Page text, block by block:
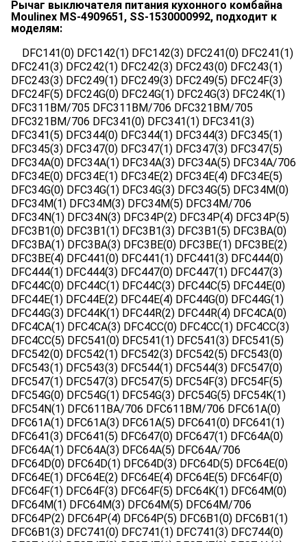
Рычаг выключателя питания кухонного комбайна
Moulinex MS-4909651, SS-1530000992, подходит к
моделям:
DFC141(0) DFC142(1) DFC142(3) DFC241(0) DFC241(1)
DFC241(3) DFC242(1) DFC242(3) DFC243(0) DFC243(1)
DFC243(3) DFC249(1) DFC249(3) DFC249(5) DFC24F(3)
DFC24F(5) DFC24G(0) DFC24G(1) DFC24G(3) DFC24K(1)
DFC311BM/705 DFC311BM/706 DFC321BM/705
DFC321BM/706 DFC341(0) DFC341(1) DFC341(3)
DFC341(5) DFC344(0) DFC344(1) DFC344(3) DFC345(1)
DFC345(3) DFC347(0) DFC347(1) DFC347(3) DFC347(5)
DFC34A(0) DFC34A(1) DFC34A(3) DFC34A(5) DFC34A/706
DFC34E(0) DFC34E(1) DFC34E(2) DFC34E(4) DFC34E(5)
DFC34G(0) DFC34G(1) DFC34G(3) DFC34G(5) DFC34M(0)
DFC34M(1) DFC34M(3) DFC34M(5) DFC34M/706
DFC34N(1) DFC34N(3) DFC34P(2) DFC34P(4) DFC34P(5)
DFC3B1(0) DFC3B1(1) DFC3B1(3) DFC3B1(5) DFC3BA(0)
DFC3BA(1) DFC3BA(3) DFC3BE(0) DFC3BE(1) DFC3BE(2)
DFC3BE(4) DFC441(0) DFC441(1) DFC441(3) DFC444(0)
DFC444(1) DFC444(3) DFC447(0) DFC447(1) DFC447(3)
DFC44C(0) DFC44C(1) DFC44C(3) DFC44C(5) DFC44E(0)
DFC44E(1) DFC44E(2) DFC44E(4) DFC44G(0) DFC44G(1)
DFC44G(3) DFC44K(1) DFC44R(2) DFC44R(4) DFC4CA(0)
DFC4CA(1) DFC4CA(3) DFC4CC(0) DFC4CC(1) DFC4CC(3)
DFC4CC(5) DFC541(0) DFC541(1) DFC541(3) DFC541(5)
DFC542(0) DFC542(1) DFC542(3) DFC542(5) DFC543(0)
DFC543(1) DFC543(3) DFC544(1) DFC544(3) DFC547(0)
DFC547(1) DFC547(3) DFC547(5) DFC54F(3) DFC54F(5)
DFC54G(0) DFC54G(1) DFC54G(3) DFC54G(5) DFC54K(1)
DFC54N(1) DFC611BA/706 DFC611BM/706 DFC61A(0)
DFC61A(1) DFC61A(3) DFC61A(5) DFC641(0) DFC641(1)
DFC641(3) DFC641(5) DFC647(0) DFC647(1) DFC64A(0)
DFC64A(1) DFC64A(3) DFC64A(5) DFC64A/706
DFC64D(0) DFC64D(1) DFC64D(3) DFC64D(5) DFC64E(0)
DFC64E(1) DFC64E(2) DFC64E(4) DFC64E(5) DFC64F(0)
DFC64F(1) DFC64F(3) DFC64F(5) DFC64K(1) DFC64M(0)
DFC64M(1) DFC64M(3) DFC64M(5) DFC64M/706
DFC64P(2) DFC64P(4) DFC64P(5) DFC6B1(0) DFC6B1(1)
DFC6B1(3) DFC741(0) DFC741(1) DFC741(3) DFC744(0)